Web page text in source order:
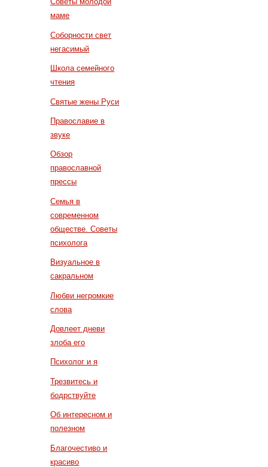
маме
Соборности свет
негасимый
Школа семейного
чтения
Святые жены Руси
Православие в
звуке
Обзор
православной
прессы
Семья в
современном
обществе. Советы
психолога
Визуальное в
сакральном
Любви негромкие
слова
Довлеет дневи
злоба его
Психолог и я
Трезвитесь и
бодрствуйте
Об интересном и
полезном
Благочестиво и
красиво